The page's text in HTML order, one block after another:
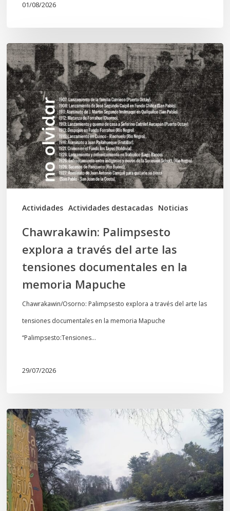
01/08/2026
Actividades Actividades destacadas Noticias
Chawrakawin:
Palimpsesto
explora
a
través
del
arte
las
tensiones
documentales
memoria
Mapuche
Chawrakawin: Palimpsesto
explora a través del arte las
tensiones documentales en la
memoria Mapuche
Chawrakawin/Osorno: Palimpsesto explora a través del arte las
tensiones documentales en la memoria Mapuche
“Palimpsesto:Tensiones…
29/07/2026
En
defensa
del
Salto
Donguil
y